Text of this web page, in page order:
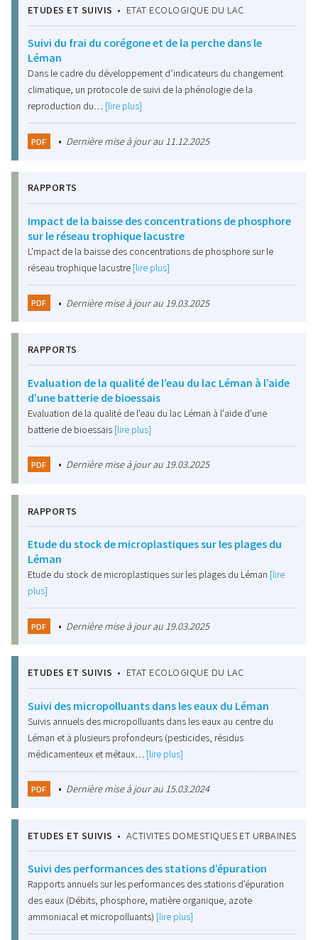
ETUDES ET SUIVIS • ETAT ECOLOGIQUE DU LAC
Suivi du frai du corégone et de la perche dans le
Léman
Dans le cadre du développement d’indicateurs du changement
climatique, un protocole de suivi de la phénologie de la
reproduction du… [lire plus]
PDF • Dernière mise à jour au 11.12.2025
RAPPORTS
Impact de la baisse des concentrations de phosphore
sur le réseau trophique lacustre
L'mpact de la baisse des concentrations de phosphore sur le
réseau trophique lacustre [lire plus]
PDF • Dernière mise à jour au 19.03.2025
RAPPORTS
Evaluation de la qualité de l’eau du lac Léman à l’aide
d’une batterie de bioessais
Evaluation de la qualité de l'eau du lac Léman à l'aide d'une
batterie de bioessais [lire plus]
PDF • Dernière mise à jour au 19.03.2025
RAPPORTS
Etude du stock de microplastiques sur les plages du
Léman
Etude du stock de microplastiques sur les plages du Léman [lire
plus]
PDF • Dernière mise à jour au 19.03.2025
ETUDES ET SUIVIS • ETAT ECOLOGIQUE DU LAC
Suivi des micropolluants dans les eaux du Léman
Suivis annuels des micropolluants dans les eaux au centre du
Léman et à plusieurs profondeurs (pesticides, résidus
médicamenteux et métaux… [lire plus]
PDF • Dernière mise à jour au 15.03.2024
ETUDES ET SUIVIS • ACTIVITES DOMESTIQUES ET URBAINES
Suivi des performances des stations d’épuration
Rapports annuels sur les performances des stations d'épuration
des eaux (Débits, phosphore, matière organique, azote
ammoniacal et micropolluants) [lire plus]